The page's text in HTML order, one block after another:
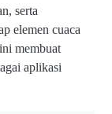
serta
elemen cuaca
membuat
aplikasi